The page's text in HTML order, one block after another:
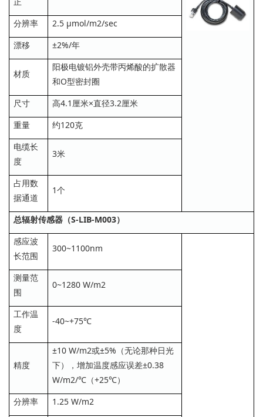
分辨率
2.5 μmol/m2/sec
漂移
±2%/年
材质
阳极电镀铝外壳带丙烯酸的扩散器
和O型密封圈
尺寸
高4.1厘米×直径3.2厘米
重量
约120克
电缆长
度
3米
占用数
据通道
1个
总辐射传感器（S-LIB-M003）
感应波
长范围
300~1100nm
测量范
围
0~1280 W/m2
工作温
度
-40~+75℃
精度
±10 W/m2或±5%（无论那种日光
下），增加温度感应误差±0.38
W/m2/℃（+25℃）
分辨率
1.25 W/m2